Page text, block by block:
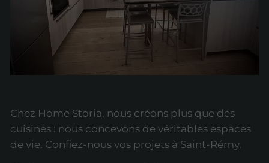
Chez Home Storia, nous créons plus que des
cuisines : nous concevons de véritables espaces
de vie. Confiez-nous vos projets à Saint-Rémy.